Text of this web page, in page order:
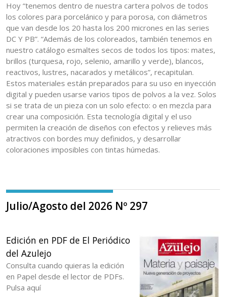
Hoy “tenemos dentro de nuestra cartera polvos de todos
los colores para porcelánico y para porosa, con diámetros
que van desde los 20 hasta los 200 micrones en las series
DC Y PB”. “Además de los coloreados, también tenemos en
nuestro catálogo esmaltes secos de todos los tipos: mates,
brillos (turquesa, rojo, selenio, amarillo y verde), blancos,
reactivos, lustres, nacarados y metálicos”, recapitulan.
Estos materiales están preparados para su uso en inyección
digital y pueden usarse varios tipos de polvos a la vez. Solos
si se trata de un pieza con un solo efecto: o en mezcla para
crear una composición. Esta tecnología digital y el uso
permiten la creación de diseños con efectos y relieves más
atractivos con bordes muy definidos, y desarrollar
coloraciones imposibles con tintas húmedas.
Julio/Agosto del 2026 Nº 297
Edición en PDF de El Periódico
del Azulejo
Consulta cuando quieras la edición
en Papel desde el lector de PDFs.
Pulsa aquí